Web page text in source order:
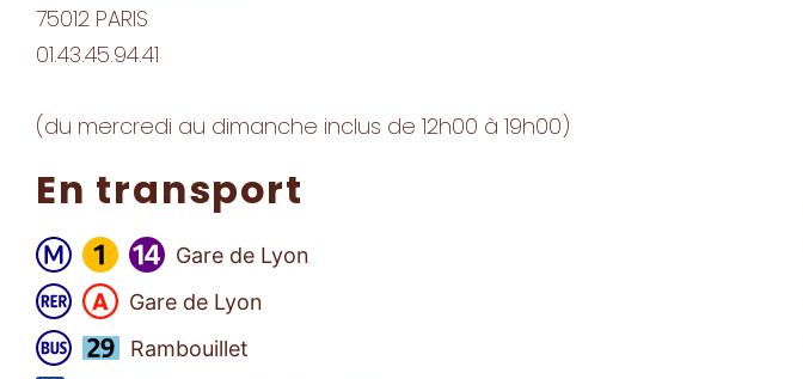
75012 PARIS
01.43.45.94.41
(du mercredi au dimanche inclus de 12h00 à 19h00)
En transport
Gare de Lyon
Gare de Lyon
Rambouillet